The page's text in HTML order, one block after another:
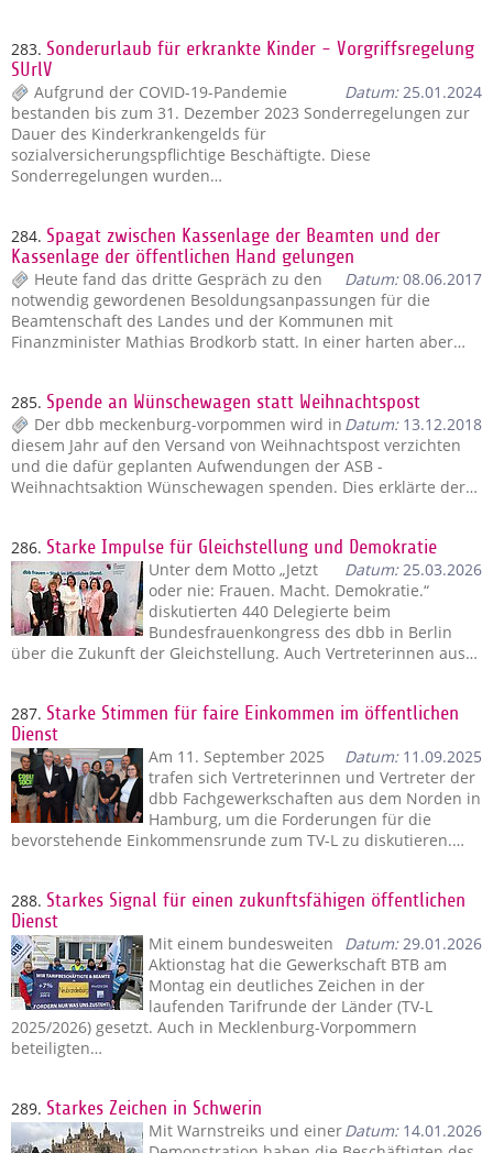
283. Sonderurlaub für erkrankte Kinder - Vorgriffsregelung
SUrlV
Datum:25.01.2024
Aufgrund der COVID-19-Pandemie
bestanden bis zum 31. Dezember 2023 Sonderregelungen zur
Dauer des Kinderkrankengelds für
sozialversicherungspflichtige Beschäftigte. Diese
Sonderregelungen wurden…
284. Spagat zwischen Kassenlage der Beamten und der
Kassenlage der öffentlichen Hand gelungen
Datum:08.06.2017
Heute fand das dritte Gespräch zu den
notwendig gewordenen Besoldungsanpassungen für die
Beamtenschaft des Landes und der Kommunen mit
Finanzminister Mathias Brodkorb statt. In einer harten aber…
285. Spende an Wünschewagen statt Weihnachtspost
Datum:13.12.2018
Der dbb meckenburg-vorpommen wird in
diesem Jahr auf den Versand von Weihnachtspost verzichten
und die dafür geplanten Aufwendungen der ASB -
Weihnachtsaktion Wünschewagen spenden. Dies erklärte der…
286. Starke Impulse für Gleichstellung und Demokratie
Datum:25.03.2026
Unter dem Motto „Jetzt
oder nie: Frauen. Macht. Demokratie.“
diskutierten 440 Delegierte beim
Bundesfrauenkongress des dbb in Berlin
über die Zukunft der Gleichstellung. Auch Vertreterinnen aus…
287. Starke Stimmen für faire Einkommen im öffentlichen
Dienst
Datum:11.09.2025
Am 11. September 2025
trafen sich Vertreterinnen und Vertreter der
dbb Fachgewerkschaften aus dem Norden in
Hamburg, um die Forderungen für die
bevorstehende Einkommensrunde zum TV-L zu diskutieren.…
288. Starkes Signal für einen zukunftsfähigen öffentlichen
Dienst
Datum:29.01.2026
Mit einem bundesweiten
Aktionstag hat die Gewerkschaft BTB am
Montag ein deutliches Zeichen in der
laufenden Tarifrunde der Länder (TV-L
2025/2026) gesetzt. Auch in Mecklenburg-Vorpommern
beteiligten…
289. Starkes Zeichen in Schwerin
Datum:14.01.2026
Mit Warnstreiks und einer